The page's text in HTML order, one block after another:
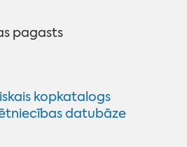
pagasts
kopkatalogs
datubāze